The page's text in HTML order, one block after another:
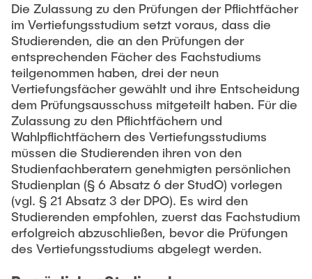
Die Zulassung zu den Prüfungen der Pflichtfächer
im Vertiefungsstudium setzt voraus, dass die
Studierenden, die an den Prüfungen der
entsprechenden Fächer des Fachstudiums
teilgenommen haben, drei der neun
Vertiefungsfächer gewählt und ihre Entscheidung
dem Prüfungsausschuss mitgeteilt haben. Für die
Zulassung zu den Pflichtfächern und
Wahlpflichtfächern des Vertiefungsstudiums
müssen die Studierenden ihren von den
Studienfachberatern genehmigten persönlichen
Studienplan (§ 6 Absatz 6 der StudO) vorlegen
(vgl. § 21 Absatz 3 der DPO). Es wird den
Studierenden empfohlen, zuerst das Fachstudium
erfolgreich abzuschließen, bevor die Prüfungen
des Vertiefungsstudiums abgelegt werden.